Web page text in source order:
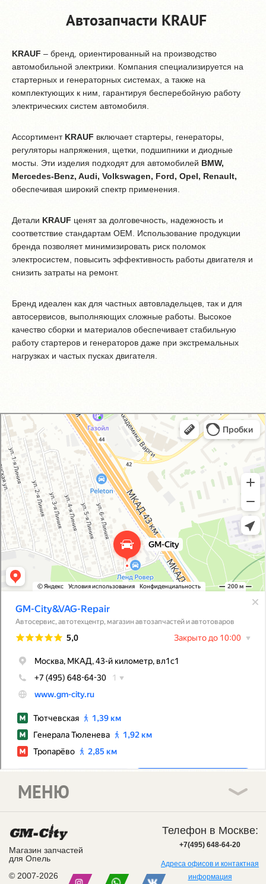
Автозапчасти KRAUF
KRAUF – бренд, ориентированный на производство
автомобильной электрики. Компания специализируется на
стартерных и генераторных системах, а также на
комплектующих к ним, гарантируя бесперебойную работу
электрических систем автомобиля.
Ассортимент KRAUF включает стартеры, генераторы,
регуляторы напряжения, щетки, подшипники и диодные
мосты. Эти изделия подходят для автомобилей BMW,
Mercedes-Benz, Audi, Volkswagen, Ford, Opel, Renault,
обеспечивая широкий спектр применения.
Детали KRAUF ценят за долговечность, надежность и
соответствие стандартам OEM. Использование продукции
бренда позволяет минимизировать риск поломок
электросистем, повысить эффективность работы двигателя и
снизить затраты на ремонт.
Бренд идеален как для частных автовладельцев, так и для
автосервисов, выполняющих сложные работы. Высокое
качество сборки и материалов обеспечивает стабильную
работу стартеров и генераторов даже при экстремальных
нагрузках и частых пусках двигателя.
GM-City&VAG-Repair
Автосервис, автотехцентр в Москве
Магазин автозапчастей и автотоваров в Москве
Магазин запчастей
для Опель
© 2007-2026
МЕНЮ
Телефон в Москве:
+7(495) 648-64-20
Адреса офисов и контактная
информация